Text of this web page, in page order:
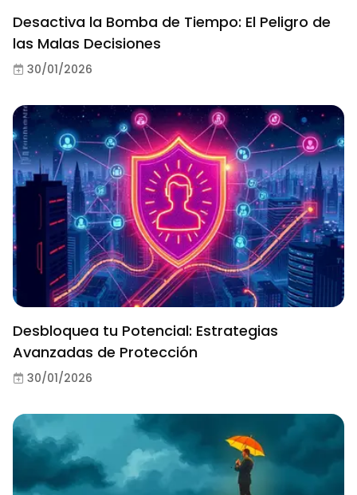
Desactiva la Bomba de Tiempo: El Peligro de
las Malas Decisiones
30/01/2026
Desbloquea tu Potencial: Estrategias
Avanzadas de Protección
30/01/2026